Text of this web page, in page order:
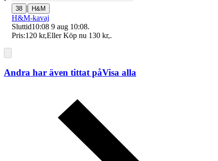
38 | H&M
H&M-kavaj
Sluttid10:08 9 aug 10:08.
Pris:120 kr,Eller Köp nu 130 kr,.
Andra har även tittat påVisa alla